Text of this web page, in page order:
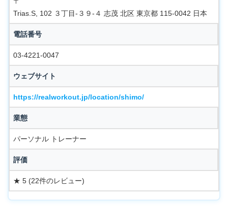
Trias.S, 102 ３丁目-３９-４ 志茂 北区 東京都 115-0042 日本
電話番号
03-4221-0047
ウェブサイト
https://realworkout.jp/location/shimo/
業態
パーソナル トレーナー
評価
★ 5 (22件のレビュー)